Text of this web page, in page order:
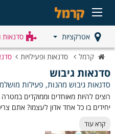
אטרקציות סדנאות
קרמל סדנאות ופעילויות
סדנאות גיבוש
סדנאות גיבוש מהנות, פעילות
רוצים להיות מאוחדים וממוקדים
יחידים בו כל אחד אדון לעצמו? אתם
מגוון גדול של סדנאות גיבוש על מנת
קרא עוד